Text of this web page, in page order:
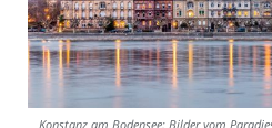
Konstanz am Bodensee: Bilder vom